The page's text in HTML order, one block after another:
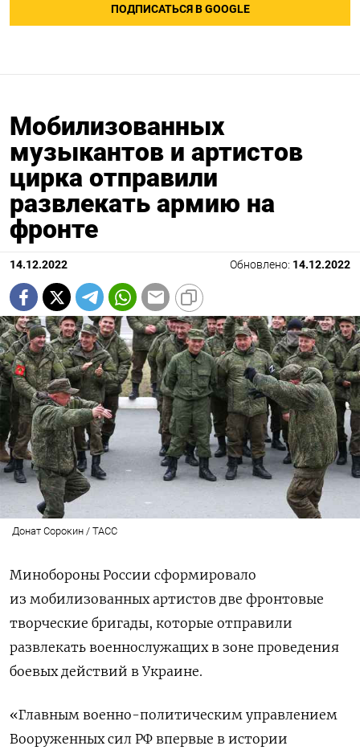
ПОДПИСАТЬСЯ В GOOGLE
Мобилизованных
музыкантов и артистов
цирка отправили
развлекать армию на
фронте
14.12.2022 Обновлено: 14.12.2022
Донат Сорокин / ТАСС
Минобороны России сформировало
из мобилизованных артистов две фронтовые
творческие бригады, которые отправили
развлекать военнослужащих в зоне проведения
боевых действий в Украине.
«Главным военно-политическим управлением
Вооруженных сил РФ впервые в истории